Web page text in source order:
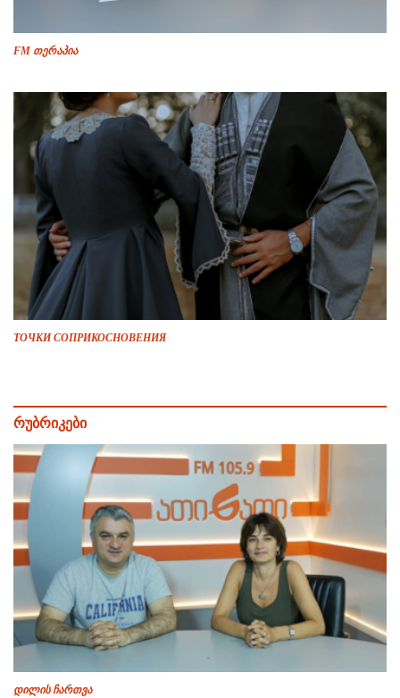
FM თერაპია
ТОЧКИ СОПРИКОСНОВЕНИЯ
რუბრიკები
დილის ჩართვა